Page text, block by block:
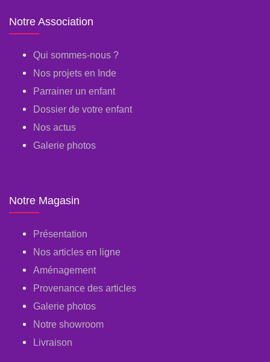
Notre Association
Qui sommes-nous ?
Nos projets en Inde
Parrainer un enfant
Dossier de votre enfant
Nos actus
Galerie photos
Notre Magasin
Présentation
Nos articles en ligne
Aménagement
Provenance des articles
Galerie photos
Notre showroom
Livraison